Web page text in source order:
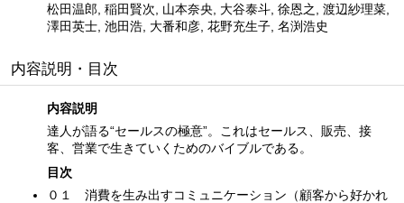
松田温郎, 稲田賢次, 山本奈央, 大谷泰斗, 徐恩之, 渡辺紗理菜,
澤田英士, 池田浩, 大番和彦, 花野充生子, 名渕浩史
内容説明・目次
内容説明
達人が語る“セールスの極意”。これはセールス、販売、接
客、営業で生きていくためのバイブルである。
目次
０１ 消費を生み出すコミュニケーション（顧客から好かれ